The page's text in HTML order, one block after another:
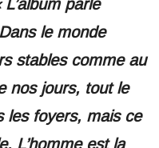
L’album parle
le monde
stables comme au
nos jours, tout le
les foyers, mais ce
L’homme est la